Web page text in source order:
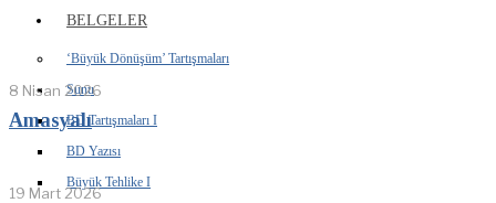
BELGELER
‘Büyük Dönüşüm’ Tartışmaları
Sunu
BD Tartışmaları I
BD Yazısı
Büyük Tehlike I
8 Nisan 2026
Amasyalı
19 Mart 2026